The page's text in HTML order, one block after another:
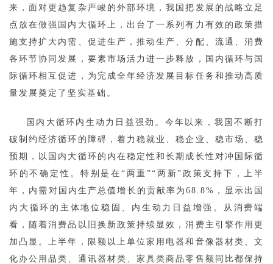
来，面对更趋复杂严峻的外部环境，我国把发展的战略立足
点放在做强国内大循环上，出台了一系列有力有效的政策措
施支持扩大内需、促进生产，推动生产、分配、流通、消费
各环节协同发展，要素市场活力进一步释放，国内循环与国
际循环相互促进，为完成全年经济发展目标任务和推动高质
量发展奠定了坚实基础。
国内大循环内生动力日益强劲。今年以来，我国不断打
破制约经济循环的障碍，着力稳就业、稳企业、稳市场、稳
预期，以国内大循环的内在稳定性和长期成长性对冲国际循
环的不确定性。特别是在“两重”“两新”政策支持下，上半
年，内需对国内生产总值增长的贡献率为68.8%，显示出国
内大循环的主体地位稳固、内生动力日益增强。从消费端
看，随着消费品以旧换新政策持续显效，消费主引擎作用更
加凸显。上半年，限额以上单位家用电器和音像器材类、文
化办公用品类、通讯器材类、家具类商品零售额同比都保持